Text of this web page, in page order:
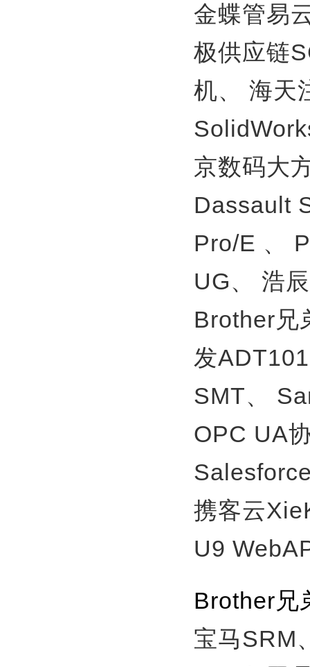
金蝶管易
极供应链
机、
海天
京数码大
Dassault
Pro/E 、
UG、
浩
Brother兄
发
SMT、
OPC UA
携客云
U9
Brother兄
宝马SRM